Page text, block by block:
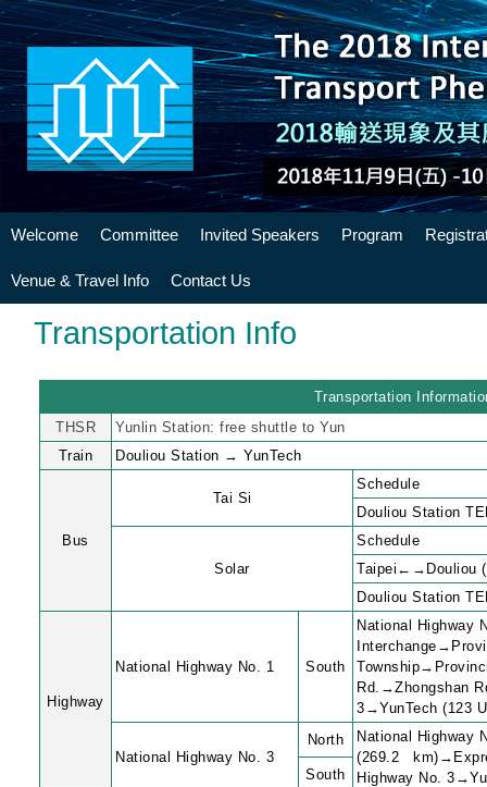
Welcome Committee Invited Speakers Program
Venue & Travel Info Contact Us
Transportation Info
Transportation
THSR
Yunlin Station: free shuttle to Yun
Train
Douliou Station → YunTech
Bus
Tai Si
Schedule
Douliou Station
Solar
Schedule
Taipei←→Douliou
Douliou Station
Highway
National Highway No. 1 South
National Highway
Rd.→Zhongshan
3→YunTech (123
National Highway No. 3
North
National Highway
(269.2
Highway No.
South